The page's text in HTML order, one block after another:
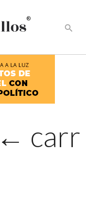
®
search
← carr